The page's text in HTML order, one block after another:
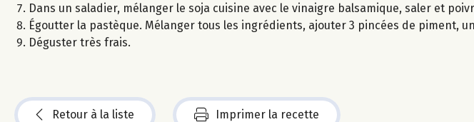
Dans un saladier, mélanger le soja cuisine avec le vinaigre balsamique, saler et
Égoutter la pastèque. Mélanger tous les ingrédients, ajouter 3 pincées de piment,
Déguster très frais.
Retour à la liste Imprimer la recette